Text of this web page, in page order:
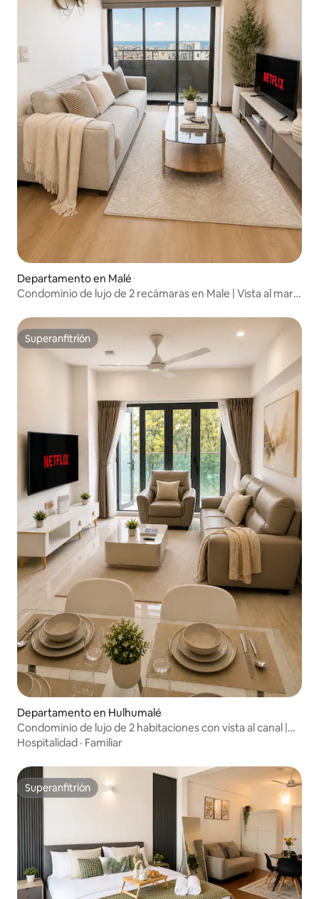
Departamento en Malé
Condominio de lujo de 2 recámaras en Male | Vista al mar a
Superanfitrión
Superanfitrión
Departamento en Hulhumalé
Condominio de lujo de 2 habitaciones con vista al canal |
Alberca infinita y gimnasio
Hospitalidad · Familiar
Superanfitrión
Superanfitrión